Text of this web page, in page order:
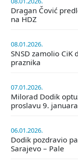
Dragan Čović
na HDZ
08.01.2026.
SNSD zamolio
praznika
07.01.2026.
Milorad Dodik
proslavu 9. januara
06.01.2026.
Dodik pozdravio
Sarajevo – Pale